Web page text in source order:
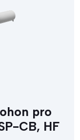
pro
CB, HF